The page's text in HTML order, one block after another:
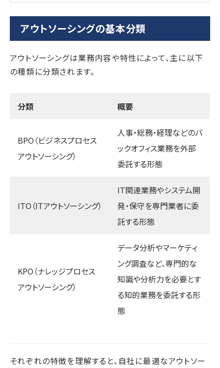
アウトソーシングの基本分類
アウトソーシングは業務内容や特性によって、主に以下
の種類に分類されます。
分類 概要
BPO（ビジネスプロセス
アウトソーシング）
人事・総務・経理などのバ
ックオフィス業務を外部
委託する形態
ITO（ITアウトソーシング）
IT関連業務やシステム開
発・保守を専門業者に委
託する形態
KPO（ナレッジプロセス
アウトソーシング）
データ分析やマーケティ
ング調査など、専門的な
知識や分析力を必要とす
る知的業務を委託する形
態
それぞれの特徴を理解すると、自社に最適なアウトソー